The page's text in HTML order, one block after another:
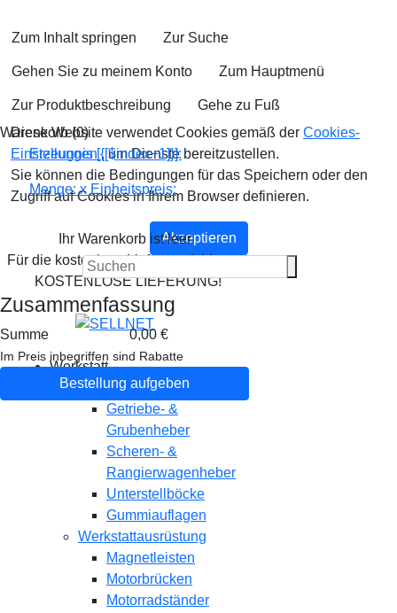
Zum Inhalt springen Zur Suche
Gehen Sie zu meinem Konto Zum Hauptmenü
Zur Produktbeschreibung
Gehe zu Fuß
Warenkorb (0)
Erzeugnis [{[$index+1]}]:
Menge: x Einheitspreis:
Ihr Warenkorb ist leer
Für die kostenlose Lieferung fehlen-,--
KOSTENLOSE LIEFERUNG!
Zusammenfassung
Summe 0,00 €
Im Preis inbegriffen sind Rabatte
Bestellung aufgeben
Diese Website verwendet Cookies gemäß der Cookies-
Einstellungen, um Dienste bereitzustellen.
Sie können die Bedingungen für das Speichern oder den
Zugriff auf Cookies in Ihrem Browser definieren.
Akzeptieren
Werkstatt
Wagenheber & Zubehör
Getriebe- &
Grubenheber
Scheren- &
Rangierwagenheber
Unterstellböcke
Gummiauflagen
Werkstattausrüstung
Magnetleisten
Motorbrücken
Motorradständer